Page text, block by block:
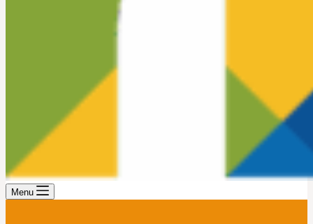
Menu